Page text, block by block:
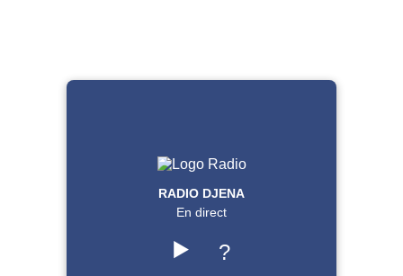
RADIO DJENA
En direct
▶️ ?